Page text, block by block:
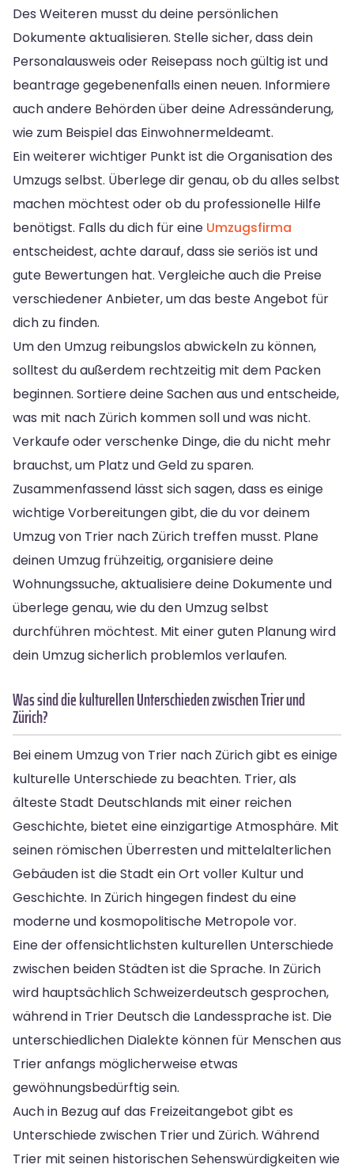
Des Weiteren musst du deine persönlichen
Dokumente aktualisieren. Stelle sicher, dass dein
Personalausweis oder Reisepass noch gültig ist und
beantrage gegebenenfalls einen neuen. Informiere
auch andere Behörden über deine Adressänderung,
wie zum Beispiel das Einwohnermeldeamt.
Ein weiterer wichtiger Punkt ist die Organisation des
Umzugs selbst. Überlege dir genau, ob du alles selbst
machen möchtest oder ob du professionelle Hilfe
benötigst. Falls du dich für eine Umzugsfirma
entscheidest, achte darauf, dass sie seriös ist und
gute Bewertungen hat. Vergleiche auch die Preise
verschiedener Anbieter, um das beste Angebot für
dich zu finden.
Um den Umzug reibungslos abwickeln zu können,
solltest du außerdem rechtzeitig mit dem Packen
beginnen. Sortiere deine Sachen aus und entscheide,
was mit nach Zürich kommen soll und was nicht.
Verkaufe oder verschenke Dinge, die du nicht mehr
brauchst, um Platz und Geld zu sparen.
Zusammenfassend lässt sich sagen, dass es einige
wichtige Vorbereitungen gibt, die du vor deinem
Umzug von Trier nach Zürich treffen musst. Plane
deinen Umzug frühzeitig, organisiere deine
Wohnungssuche, aktualisiere deine Dokumente und
überlege genau, wie du den Umzug selbst
durchführen möchtest. Mit einer guten Planung wird
dein Umzug sicherlich problemlos verlaufen.
Was sind die kulturellen Unterschieden zwischen Trier und
Zürich?
Bei einem Umzug von Trier nach Zürich gibt es einige
kulturelle Unterschiede zu beachten. Trier, als
älteste Stadt Deutschlands mit einer reichen
Geschichte, bietet eine einzigartige Atmosphäre. Mit
seinen römischen Überresten und mittelalterlichen
Gebäuden ist die Stadt ein Ort voller Kultur und
Geschichte. In Zürich hingegen findest du eine
moderne und kosmopolitische Metropole vor.
Eine der offensichtlichsten kulturellen Unterschiede
zwischen beiden Städten ist die Sprache. In Zürich
wird hauptsächlich Schweizerdeutsch gesprochen,
während in Trier Deutsch die Landessprache ist. Die
unterschiedlichen Dialekte können für Menschen aus
Trier anfangs möglicherweise etwas
gewöhnungsbedürftig sein.
Auch in Bezug auf das Freizeitangebot gibt es
Unterschiede zwischen Trier und Zürich. Während
Trier mit seinen historischen Sehenswürdigkeiten wie